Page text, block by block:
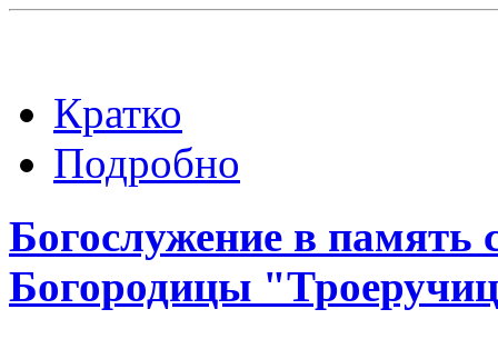
Кратко
Подробно
Богослужение в
Богородицы